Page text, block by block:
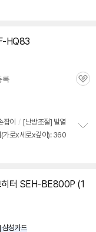
HQ83
록
관
잡이 / [난방조절] 발열
(가로x세로x깊이): 360
기
히터 SEH-BE800P (1
성카드